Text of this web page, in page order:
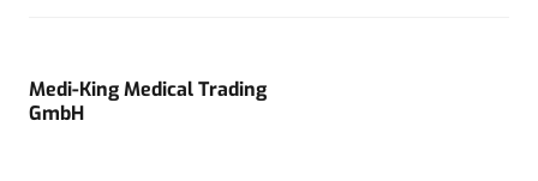
Medi-King Medical Trading
GmbH